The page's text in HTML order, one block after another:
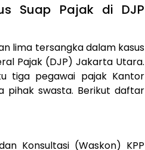
Suap Pajak di DJP
lima tersangka dalam kasus
Pajak (DJP) Jakarta Utara.
tiga pegawai pajak Kantor
pihak swasta. Berikut daftar
Konsultasi (Waskon) KPP